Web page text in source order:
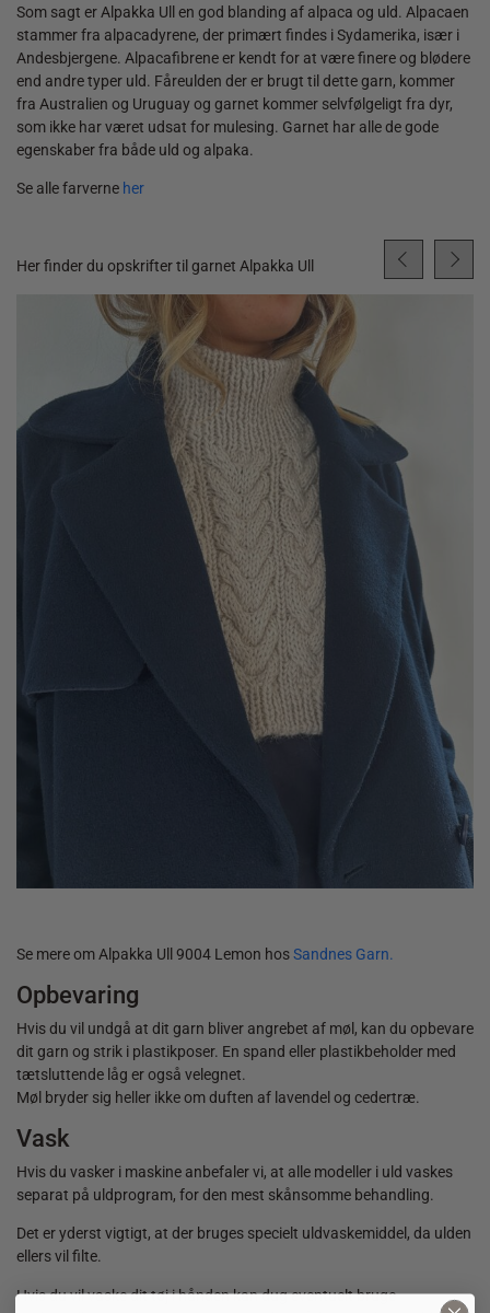
Som sagt er Alpakka Ull en god blanding af alpaca og uld. Alpacaen
stammer fra alpacadyrene, der primært findes i Sydamerika, især i
Andesbjergene. Alpacafibrene er kendt for at være finere og blødere
end andre typer uld. Fåreulden der er brugt til dette garn, kommer
fra Australien og Uruguay og garnet kommer selvfølgeligt fra dyr,
som ikke har været udsat for mulesing. Garnet har alle de gode
egenskaber fra både uld og alpaka.
Se alle farverne her
Her finder du opskrifter til garnet Alpakka Ull
Se mere om Alpakka Ull 9004 Lemon hosSandnes Garn.
Opbevaring
Hvis du vil undgå at dit garn bliver angrebet af møl, kan du opbevare
dit garn og strik i plastikposer. En spand eller plastikbeholder med
tætsluttende låg er også velegnet.
Møl bryder sig heller ikke om duften af lavendel og cedertræ.
Vask
Hvis du vasker i maskine anbefaler vi, at alle modeller i uld vaskes
separat på uldprogram, for den mest skånsomme behandling.
Det er yderst vigtigt, at der bruges specielt uldvaskemiddel, da ulden
ellers vil filte.
Hvis du vil vaske dit tøj i hånden kan dug eventuelt bruge